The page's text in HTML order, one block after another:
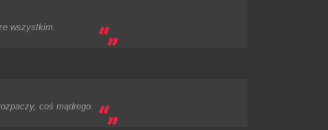
wszystkim.
coś mądrego.